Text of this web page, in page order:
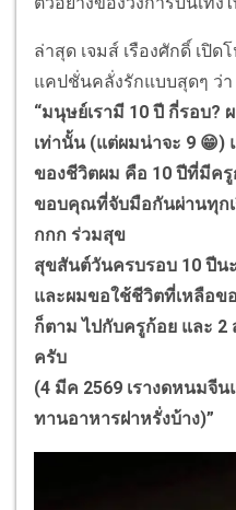
ล่าสุด เจมส์ เรืองศักดิ์ เปิ
แคปชั่นคลั่งรักแบบสุดๆ ว่า
“มนุษย์เรามี 10 ปี กี่รอบ?
เท่านั้น (แต่ผมน่าจะ 9
ของชีวิตผม คือ 10 ปีที่มีครู
ขอบคุณที่จับมือกันผ่านทุก
กกก ร่วมสุข
สุขสันต์วันครบรอบ 10 ปี
และผมขอใช้ชีวิตที่เหลือข
ก็ตาม ไปกับครูก้อย และ 2
ครับ
(4 มีค 2569 เรางดหนมจี
ทานอาหารฝาหรั่งบ้าง)”